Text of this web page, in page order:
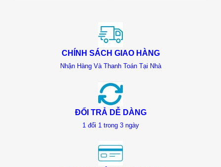
CHÍNH SÁCH GIAO HÀNG
Nhận Hàng Và Thanh Toán Tại Nhà
ĐỔI TRẢ DỄ DÀNG
1 đổi 1 trong 3 ngày